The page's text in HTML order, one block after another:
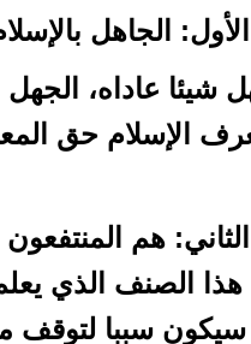
الجاهل
شيئا عاداه، الجهل
الإسلام حق
هم
هذا الصنف الذي
سيكون سببا لتوقف